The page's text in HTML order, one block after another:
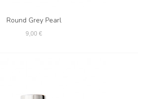
Round Grey Pearl
9,00 €